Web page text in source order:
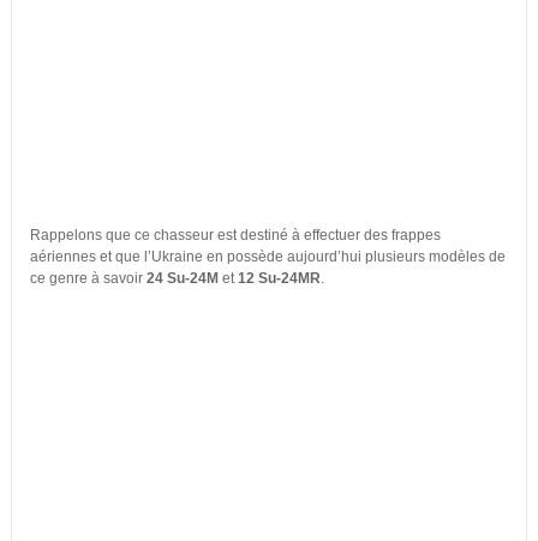
Rappelons que ce chasseur est destiné à effectuer des frappes
aériennes et que l’Ukraine en possède aujourd’hui plusieurs modèles de
ce genre à savoir 24 Su-24M et12 Su-24MR.